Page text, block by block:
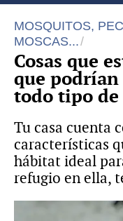
MOSQUITOS,
MOSCAS...
Cosas que
que
todo tipo de
Tu casa cuenta
características
hábitat ideal
refugio en ella,